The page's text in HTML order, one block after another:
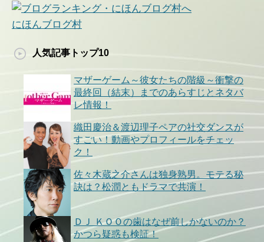
にほんブログ村
人気記事トップ10
マザーゲーム～彼女たちの階級～衝撃の
最終回（結末）までのあらすじとネタバ
レ情報！
織田慶治＆渡辺理子ペアの社交ダンスが
すごい！動画やプロフィールをチェッ
ク！
佐々木蔵之介さんは独身熟男。モテる秘
訣は？松潤ともドラマで共演！
ＤＪ ＫＯＯの歯はなぜ前しかないのか？
かつら疑惑も検証！